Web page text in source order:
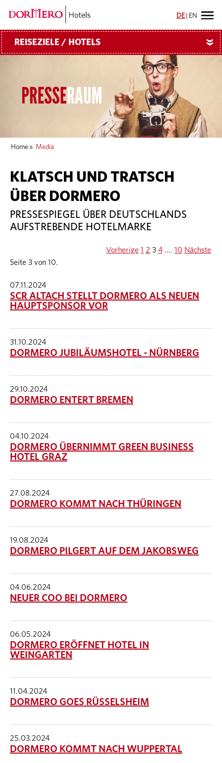
DE EN
REISEZIELE / HOTELS »
Home » Media
KLATSCH UND TRATSCH
ÜBER DORMERO
PRESSESPIEGEL ÜBER DEUTSCHLANDS
AUFSTREBENDE HOTELMARKE
Seite 3 von 10.
Vorherige 1 2 3 4 .... 10 Nächste
07.11.2024
SCR ALTACH STELLT DORMERO ALS NEUEN
HAUPTSPONSOR VOR
31.10.2024
DORMERO JUBILÄUMSHOTEL - NÜRNBERG
29.10.2024
DORMERO ENTERT BREMEN
04.10.2024
DORMERO ÜBERNIMMT GREEN BUSINESS
HOTEL GRAZ
27.08.2024
DORMERO KOMMT NACH THÜRINGEN
19.08.2024
DORMERO PILGERT AUF DEM JAKOBSWEG
04.06.2024
NEUER COO BEI DORMERO
06.05.2024
DORMERO ERÖFFNET HOTEL IN
WEINGARTEN
11.04.2024
DORMERO GOES RÜSSELSHEIM
25.03.2024
DORMERO KOMMT NACH WUPPERTAL